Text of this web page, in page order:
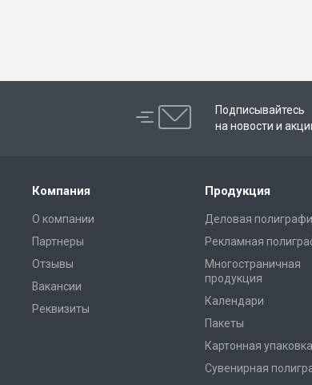
Подписывайтесь
на новости и
Компания
О компании
Партнеры
Отзывы
Вакансии
Реквизиты
Продукция
Деловая
Рекламная
Многостраничная
продукция
Календари
Пакеты
Картонная упаковка
Сувенирная